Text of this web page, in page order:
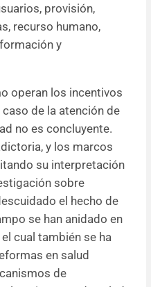
provisión,
recurso humano,
y
operan los incentivos
de la atención de
no es concluyente.
y los marcos
su interpretación
sobre
el hecho de
se han anidado en
cual también se ha
en salud
de